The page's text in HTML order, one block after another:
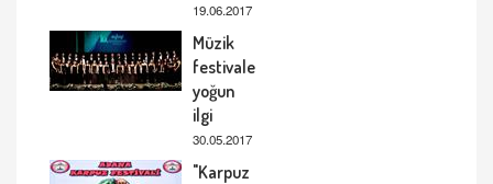
19.06.2017
Müzik
festivale
yoğun
ilgi
30.05.2017
"Karpuz